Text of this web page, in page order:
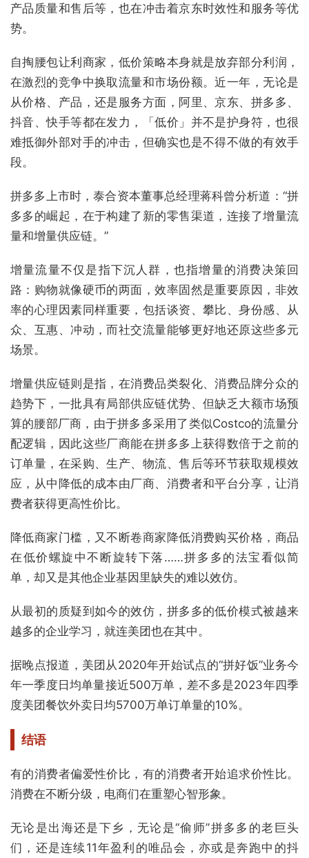
产品质量和售后等，也在冲击着京东时效性和服务等优
势。
自掏腰包让利商家，低价策略本身就是放弃部分利润，
在激烈的竞争中换取流量和市场份额。近一年，无论是
从价格、产品，还是服务方面，阿里、京东、拼多多、
抖音、快手等都在发力，「低价」并不是护身符，也很
难抵御外部对手的冲击，但确实也是不得不做的有效手
段。
拼多多上市时，泰合资本董事总经理蒋科曾分析道：“拼
多多的崛起，在于构建了新的零售渠道，连接了增量流
量和增量供应链。”
增量流量不仅是指下沉人群，也指增量的消费决策回
路：购物就像硬币的两面，效率固然是重要原因，非效
率的心理因素同样重要，包括谈资、攀比、身份感、从
众、互惠、冲动，而社交流量能够更好地还原这些多元
场景。
增量供应链则是指，在消费品类裂化、消费品牌分众的
趋势下，一批具有局部供应链优势、但缺乏大额市场预
算的腰部厂商，由于拼多多采用了类似Costco的流量分
配逻辑，因此这些厂商能在拼多多上获得数倍于之前的
订单量，在采购、生产、物流、售后等环节获取规模效
应，从中降低的成本由厂商、消费者和平台分享，让消
费者获得更高性价比。
降低商家门槛，又不断卷商家降低消费购买价格，商品
在低价螺旋中不断旋转下落……拼多多的法宝看似简
单，却又是其他企业基因里缺失的难以效仿。
从最初的质疑到如今的效仿，拼多多的低价模式被越来
越多的企业学习，就连美团也在其中。
据晚点报道，美团从2020年开始试点的“拼好饭”业务今
年一季度日均单量接近500万单，差不多是2023年四季
度美团餐饮外卖日均5700万单订单量的10%。
结语
有的消费者偏爱性价比，有的消费者开始追求价性比。
消费在不断分级，电商们在重塑心智形象。
无论是出海还是下乡，无论是“偷师”拼多多的老巨头
们，还是连续11年盈利的唯品会，亦或是奔跑中的抖